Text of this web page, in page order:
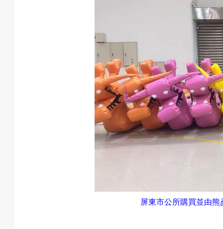
屏東市公所購買並由